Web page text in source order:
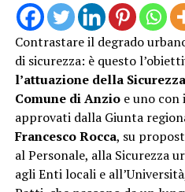
“L’attivazione della Guardia
sindaco Matilde Celentano
concreta alle esigenze del
di maggiore affluenza estiva.
Contrastare il degrado
di sicurezza: è questo
l’attuazione della
Comune di Anzioe uno con
approvati dalla Giunta
Francesco Rocca, su
al Personale, alla Sicurezza
agli Enti locali e